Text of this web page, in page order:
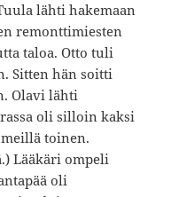
lähti hakemaan
remonttimiesten
taloa. Otto tuli
Sitten hän soitti
Olavi lähti
oli silloin kaksi
toinen.
Lääkäri ompeli
oli